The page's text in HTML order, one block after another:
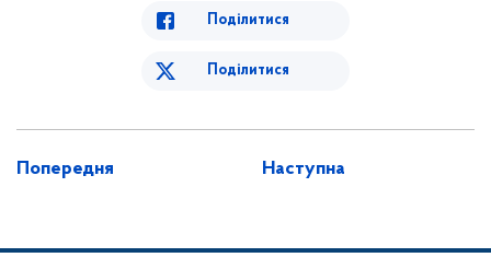
Поділитися
Поділитися
Попередня Наступна